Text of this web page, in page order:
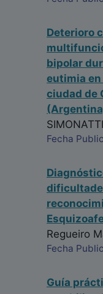
Deterioro
bipolar
eutimia
ciudad de
SIMONATTI
Fecha
Regueiro
Fecha
Guía